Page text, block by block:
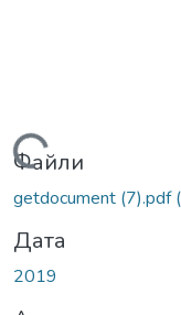
Вантажиться...
Файли
getdocument (7).pdf
Дата
2019